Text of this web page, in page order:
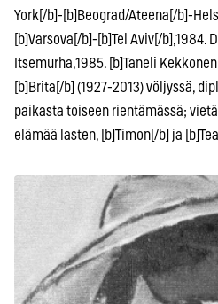
York[/b]-[b]Beograd/Ateena[/b]-
[b]Varsova[/b]-[b]Tel Aviv[/b],1984.
Itsemurha,1985. [b]Taneli
[b]Brita[/b] (1927-2013) völjyssä,
paikasta toiseen rientämässä;
elämää lasten, [b]Timon[/b] ja